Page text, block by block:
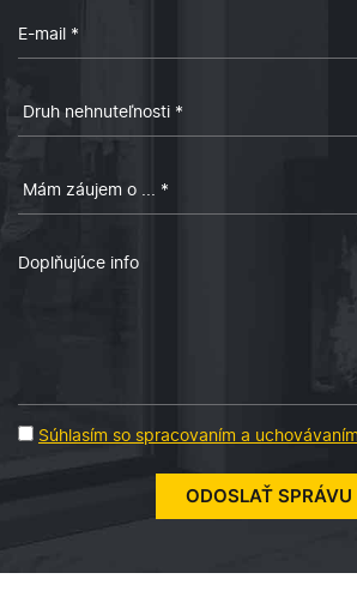
Súhlasím so spracovaním a